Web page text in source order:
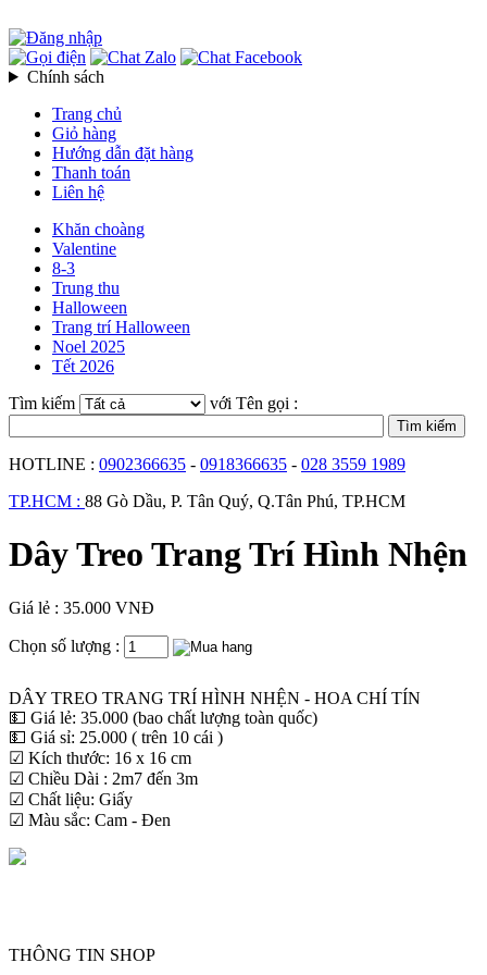
Chính sách
Trang chủ
Giỏ hàng
Hướng dẫn đặt hàng
Thanh toán
Liên hệ
Khăn choàng
Valentine
8-3
Trung thu
Halloween
Trang trí Halloween
Noel 2025
Tết 2026
Tìm kiếm
với Tên gọi :
HOTLINE : 0902366635 - 0918366635 - 028 3559 1989
TP.HCM : 88 Gò Dầu, P. Tân Quý, Q.Tân Phú, TP.HCM
Dây Treo Trang Trí Hình Nhện
Giá lẻ : 35.000 VNĐ
Chọn số lượng :
DÂY TREO TRANG TRÍ HÌNH NHỆN - HOA CHÍ TÍN
💵 Giá lẻ: 35.000 (bao chất lượng toàn quốc)
💵 Giá sỉ: 25.000 ( trên 10 cái )
☑ Kích thước: 16 x 16 cm
☑ Chiều Dài : 2m7 đến 3m
☑ Chất liệu: Giấy
☑ Màu sắc: Cam - Đen
THÔNG TIN SHOP